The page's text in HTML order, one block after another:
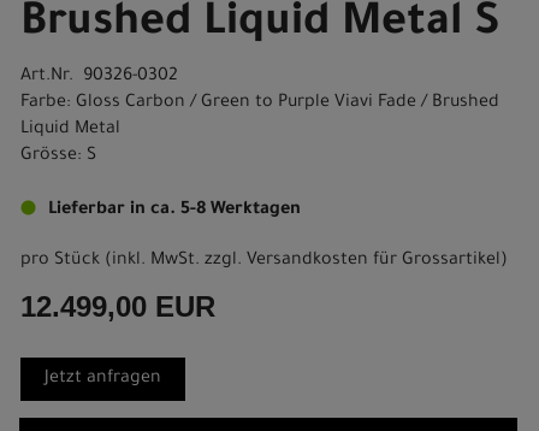
Brushed Liquid Metal S
Art.Nr. 90326-0302
Farbe: Gloss Carbon / Green to Purple Viavi Fade / Brushed
Liquid Metal
Grösse: S
Lieferbar in ca. 5-8 Werktagen
pro Stück (inkl. MwSt. zzgl. Versandkosten für Grossartikel)
12.499,00 EUR
Jetzt anfragen